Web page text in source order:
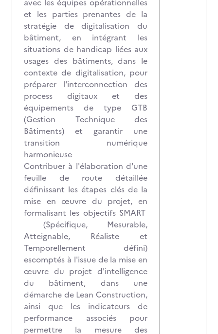
avec les équipes opérationnelles
et les parties prenantes de la
stratégie de digitalisation du
bâtiment, en intégrant les
situations de handicap liées aux
usages des bâtiments, dans le
contexte de digitalisation, pour
préparer l'interconnection des
process digitaux et des
équipements de type GTB
(Gestion Technique des
Bâtiments) et garantir une
transition numérique
harmonieuse
Contribuer à l'élaboration d'une
feuille de route détaillée
définissant les étapes clés de la
mise en œuvre du projet, en
formalisant les objectifs SMART
(Spécifique, Mesurable,
Atteignable, Réaliste et
Temporellement défini)
escomptés à l'issue de la mise en
œuvre du projet d'intelligence
du bâtiment, dans une
démarche de Lean Construction,
ainsi que les indicateurs de
performance associés pour
permettre la mesure des